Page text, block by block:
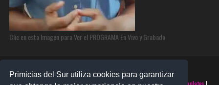
Primicias del Sur utiliza cookies para garantizar
Clic en esta Imagen para Ver el PROGRAMA En Vivo y Grabado